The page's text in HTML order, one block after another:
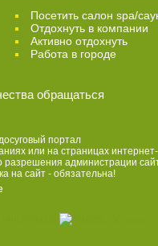
Посетить салон spa/
Отдохнуть в компании
Активно отдохнуть
Работа в городе
обращаться
портал
или на страницах интернет-
разрешения администрации
на сайт - обязательна!